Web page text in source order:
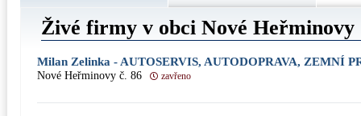
Živé firmy v obci Nové Heřminovy
Milan Zelinka - AUTOSERVIS, AUTODOPRAVA, ZEMNÍ
Nové Heřminovy č. 86 zavřeno